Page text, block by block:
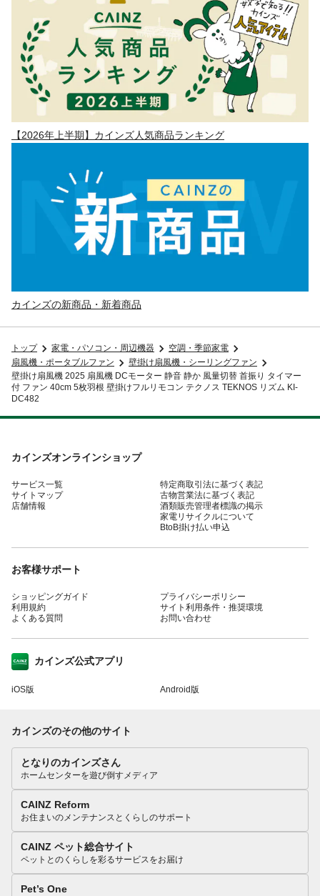
【2026年上半期】カインズ人気商品ランキング
カインズの新商品・新着商品
トップ 家電・パソコン・周辺機器
空調・季節家電
扇風機・ポータブルファン
壁掛け扇風機・シーリングファン
壁掛け扇風機 2025 扇風機 DCモーター 静音 静か 風量切替 首振り タイマー
付 ファン 40cm 5枚羽根 壁掛けフルリモコン テクノス TEKNOS リズム KI-
DC482
カインズオンラインショップ
サービス一覧
サイトマップ
店舗情報
特定商取引法に基づく表記
古物営業法に基づく表記
酒類販売管理者標識の掲示
家電リサイクルについて
BtoB掛け払い申込
お客様サポート
ショッピングガイド
利用規約
よくある質問
プライバシーポリシー
サイト利用条件・推奨環境
お問い合わせ
カインズ公式アプリ
iOS版 Android版
カインズのその他のサイト
となりのカインズさん
ホームセンターを遊び倒すメディア
CAINZ Reform
お住まいのメンテナンスとくらしのサポート
CAINZ ペット総合サイト
ペットとのくらしを彩るサービスをお届け
Pet’s One